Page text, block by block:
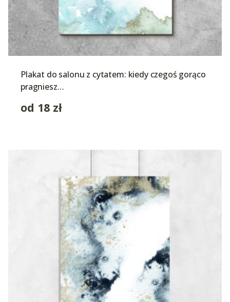
Plakat do salonu z cytatem: kiedy czegoś gorąco
pragniesz…
od 18 zł